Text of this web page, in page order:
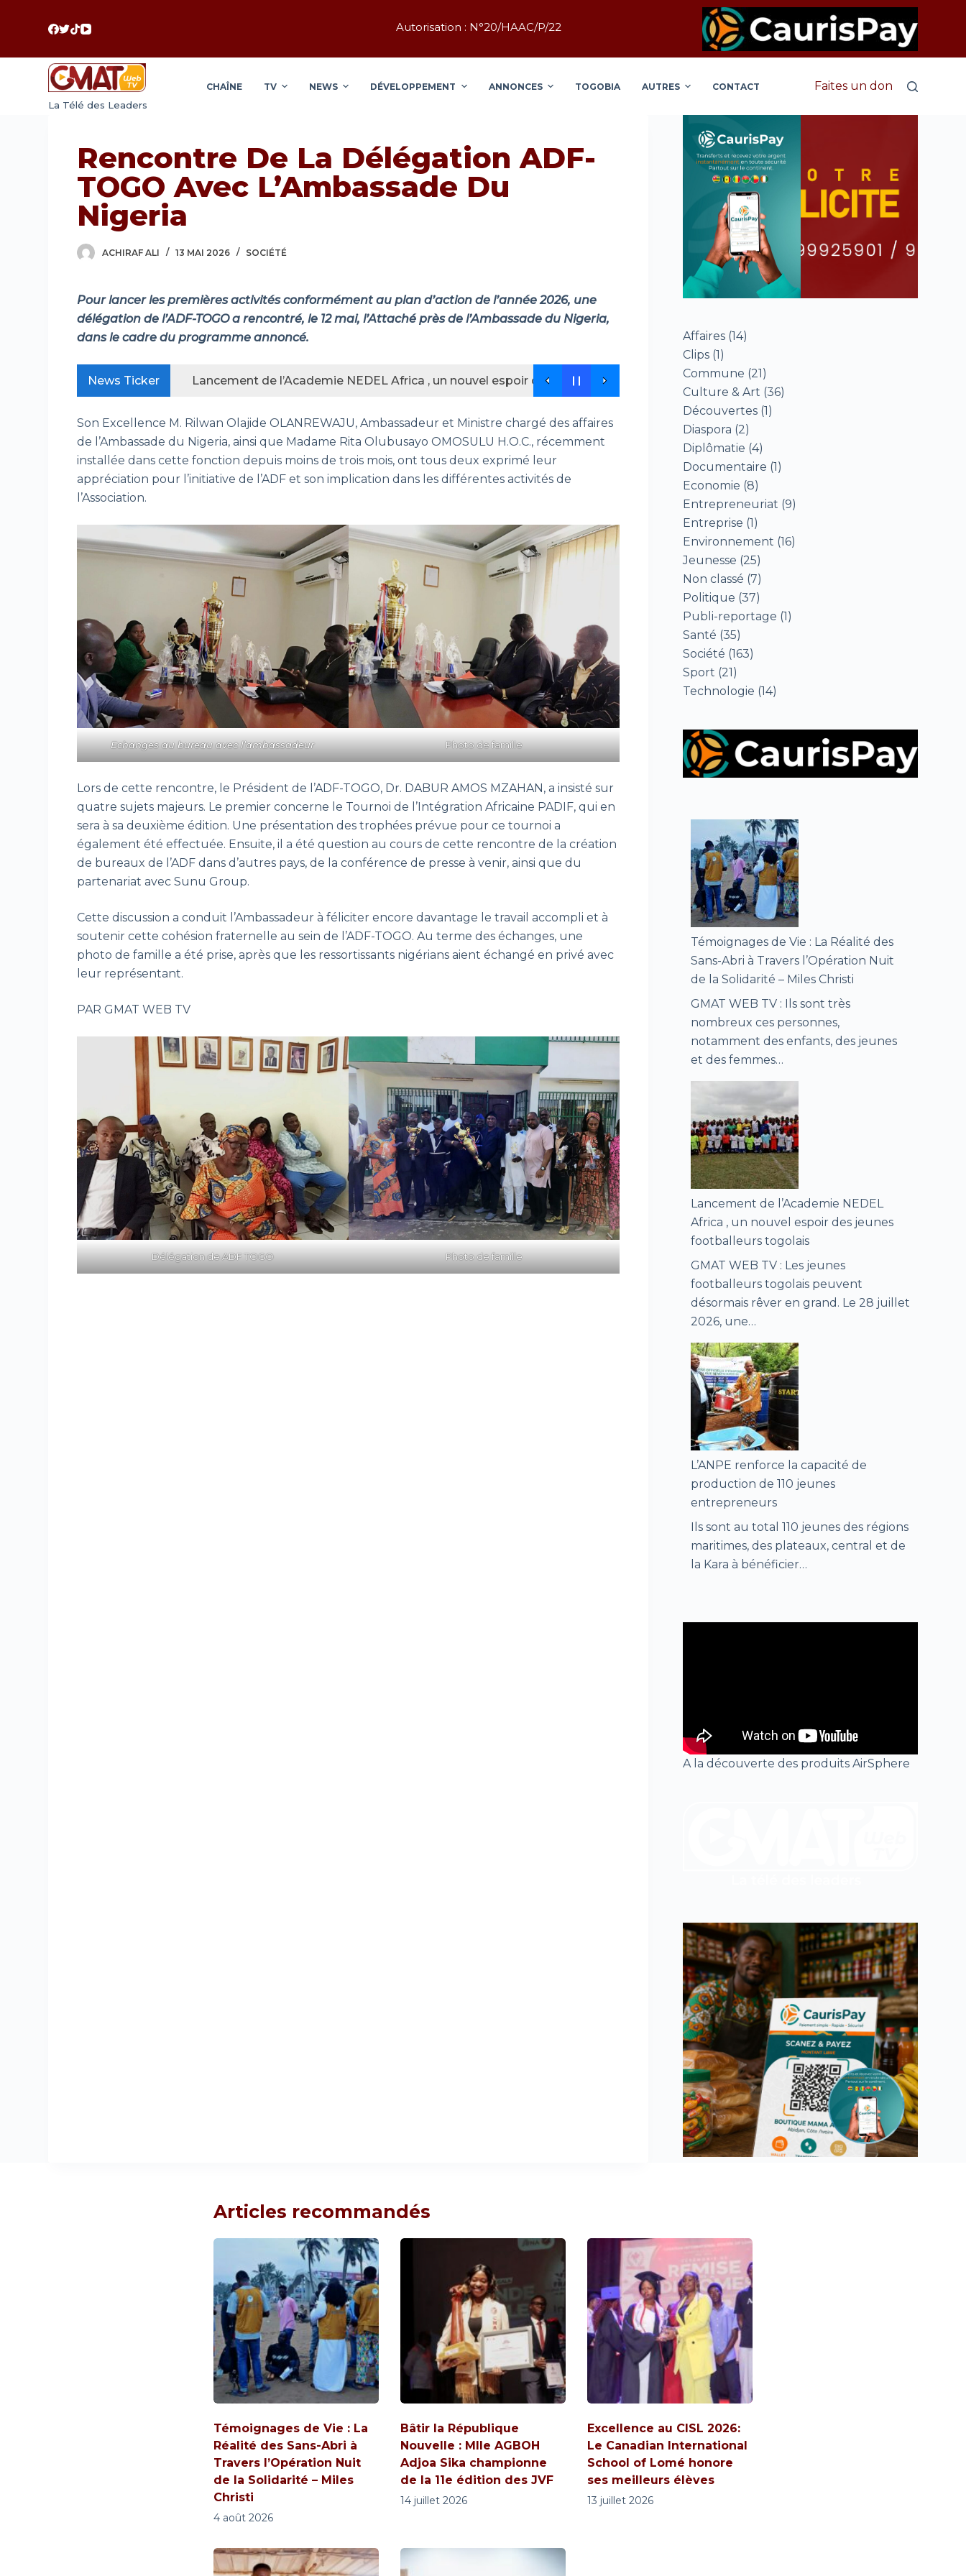
Autorisation : N°20/HAAC/P/22
La Télé des Leaders
CHAÎNE TV NEWS DÉVELOPPEMENT ANNONCES TOGOBIA AUTRES CONTACT Faites un don
Rencontre De La Délégation ADF-
TOGO Avec L’Ambassade Du
Nigeria
ACHIRAF ALI 13 MAI 2026 SOCIÉTÉ
Pour lancer les premières activités conformément au plan d’action de l’année 2026, une
délégation de l’ADF-TOGO a rencontré, le 12 mai, l’Attaché près de l’Ambassade du Nigeria,
dans le cadre du programme annoncé.
News Ticker Lancement de l’Academie NEDEL Africa , un nouvel espoir des jeunes footballeurs togolais 6 jours ago
Son Excellence M. Rilwan Olajide OLANREWAJU, Ambassadeur et Ministre chargé des affaires
de l’Ambassade du Nigeria, ainsi que Madame Rita Olubusayo OMOSULU H.O.C., récemment
installée dans cette fonction depuis moins de trois mois, ont tous deux exprimé leur
appréciation pour l’initiative de l’ADF et son implication dans les différentes activités de
l’Association.
Echanges au bureau avec l’ambassadeur Photo de famille
Lors de cette rencontre, le Président de l’ADF-TOGO, Dr. DABUR AMOS MZAHAN, a insisté sur
quatre sujets majeurs. Le premier concerne le Tournoi de l’Intégration Africaine PADIF, qui en
sera à sa deuxième édition. Une présentation des trophées prévue pour ce tournoi a
également été effectuée. Ensuite, il a été question au cours de cette rencontre de la création
de bureaux de l’ADF dans d’autres pays, de la conférence de presse à venir, ainsi que du
partenariat avec Sunu Group.
Cette discussion a conduit l’Ambassadeur à féliciter encore davantage le travail accompli et à
soutenir cette cohésion fraternelle au sein de l’ADF-TOGO. Au terme des échanges, une
photo de famille a été prise, après que les ressortissants nigérians aient échangé en privé avec
leur représentant.
PAR GMAT WEB TV
Délégation de ADF TOGO Photo de famille
Affaires (14)
Clips (1)
Commune (21)
Culture & Art (36)
Découvertes (1)
Diaspora (2)
Diplômatie (4)
Documentaire (1)
Economie (8)
Entrepreneuriat (9)
Entreprise (1)
Environnement (16)
Jeunesse (25)
Non classé (7)
Politique (37)
Publi-reportage (1)
Santé (35)
Société (163)
Sport (21)
Technologie (14)
Témoignages de Vie : La Réalité des
Sans-Abri à Travers l’Opération Nuit
de la Solidarité – Miles Christi
GMAT WEB TV : Ils sont très
nombreux ces personnes,
notamment des enfants, des jeunes
et des femmes…
Lancement de l’Academie NEDEL
Africa , un nouvel espoir des jeunes
footballeurs togolais
GMAT WEB TV : Les jeunes
footballeurs togolais peuvent
désormais rêver en grand. Le 28 juillet
2026, une…
L’ANPE renforce la capacité de
production de 110 jeunes
entrepreneurs
Ils sont au total 110 jeunes des régions
maritimes, des plateaux, central et de
la Kara à bénéficier…
A la découverte des produits AirSphere
Articles recommandés
Témoignages de Vie : La
Réalité des Sans-Abri à
Travers l’Opération Nuit
de la Solidarité – Miles
Christi
4 août 2026
Bâtir la République
Nouvelle : Mlle AGBOH
Adjoa Sika championne
de la 11e édition des JVF
14 juillet 2026
Excellence au CISL 2026:
Le Canadian International
School of Lomé honore
ses meilleurs élèves
13 juillet 2026